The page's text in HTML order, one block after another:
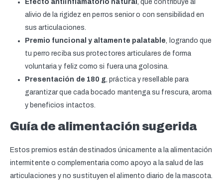
Efecto antiinflamatorio natural , que contribuye al
alivio de la rigidez en perros senior o con sensibilidad en
sus articulaciones.
Premio funcional y altamente palatable, logrando que
tu perro reciba sus protectores articulares de forma
voluntaria y feliz como si fuera una golosina.
Presentación de 180 g, práctica y resellable para
garantizar que cada bocado mantenga su frescura, aroma
y beneficios intactos.
Guía de alimentación sugerida
Estos premios están destinados únicamente a la alimentación
intermitente o complementaria como apoyo a la salud de las
articulaciones y no sustituyen el alimento diario de la mascota.